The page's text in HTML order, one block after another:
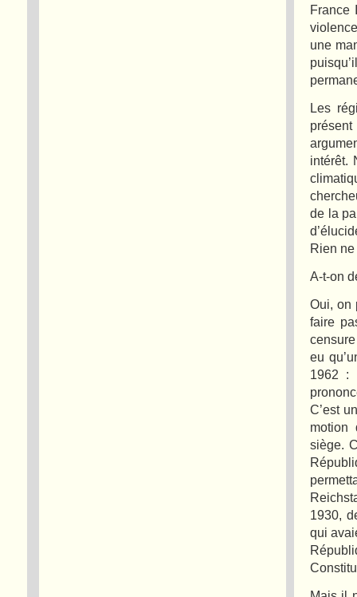
France
une
Les
intérêt.
de la
Rien
A-t-on
Oui, on
faire
eu
1962 :
C’est
motion
siège.
1930,
qui